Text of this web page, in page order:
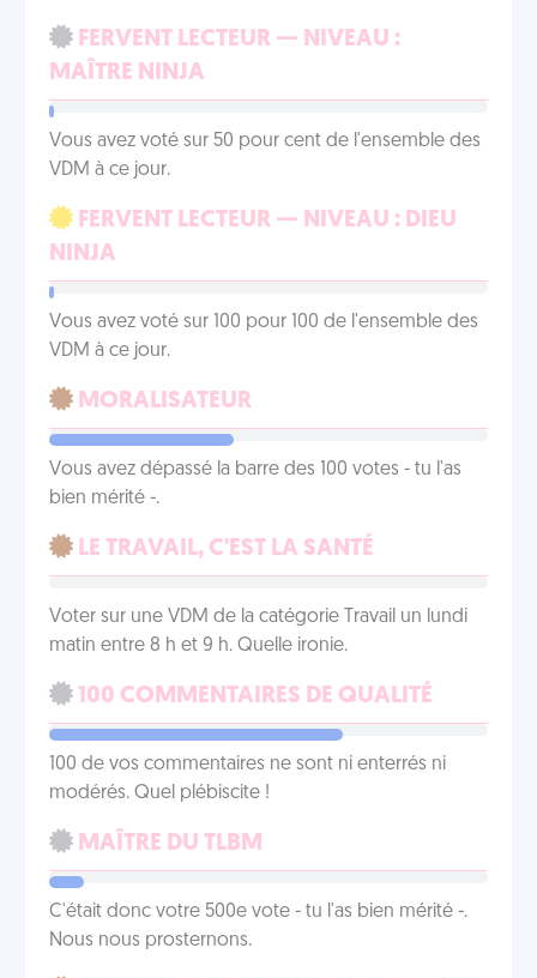
FERVENT LECTEUR — NIVEAU :
MAÎTRE NINJA
Vous avez voté sur 50 pour cent de l'ensemble des
VDM à ce jour.
FERVENT LECTEUR — NIVEAU : DIEU
NINJA
Vous avez voté sur 100 pour 100 de l'ensemble des
VDM à ce jour.
MORALISATEUR
Vous avez dépassé la barre des 100 votes - tu l'as
bien mérité -.
LE TRAVAIL, C'EST LA SANTÉ
Voter sur une VDM de la catégorie Travail un lundi
matin entre 8 h et 9 h. Quelle ironie.
100 COMMENTAIRES DE QUALITÉ
100 de vos commentaires ne sont ni enterrés ni
modérés. Quel plébiscite !
MAÎTRE DU TLBM
C'était donc votre 500e vote - tu l'as bien mérité -.
Nous nous prosternons.